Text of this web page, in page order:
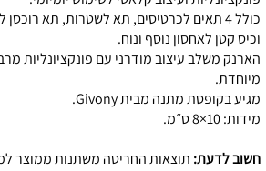
וכיס קטן לאחסון נוסף ונוח.
הארנק משלב עיצוב מודרני עם פונקציונליות
מיוחדת.
מגיע בקופסת מתנה מבית Givony.
מידות: 10×8 ס״מ.
חשוב לדעת: תוצאות החריטה משתנות ממוצר